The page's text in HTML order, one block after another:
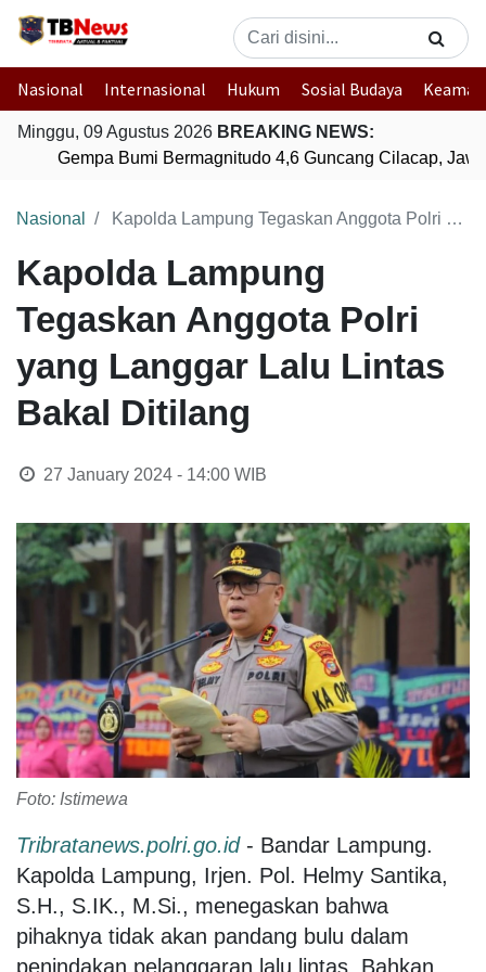
Nasional Internasional Hukum Sosial Budaya
Minggu, 09 Agustus 2026 BREAKING NEWS:
Gempa Bumi Bermagnitudo 4,6 Guncang Cilacap, Jawa
Nasional Kapolda Lampung Tegaskan Anggota Polri yang Langgar Lalu Lintas Bakal Ditilang
Kapolda Lampung
Tegaskan Anggota Polri
yang Langgar Lalu Lintas
Bakal Ditilang
27 January 2024 - 14:00WIB
Foto: Istimewa
Tribratanews.polri.go.id- Bandar Lampung.
Kapolda Lampung, Irjen. Pol. Helmy Santika,
S.H., S.IK., M.Si., menegaskan bahwa
pihaknya tidak akan pandang bulu dalam
penindakan pelanggaran lalu lintas. Bahkan